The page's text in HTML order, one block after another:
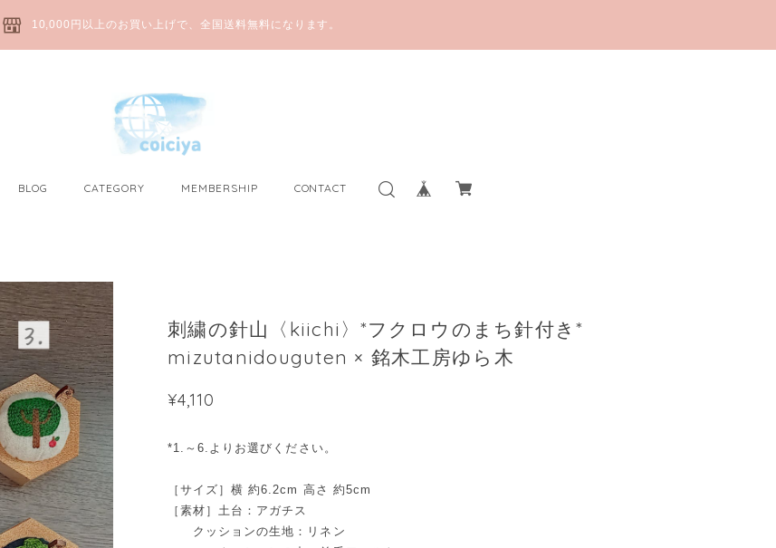
10,000円以上のお買い上げで、全国送料無料になります。
BLOG CATEGORY MEMBERSHIP CONTACT
刺繍の針山〈kiichi〉*フクロウのまち針付き*
mizutanidouguten × 銘木工房ゆら木
¥4,110
*1.～6.よりお選びください。
［サイズ］横 約6.2cm 高さ 約5cm
［素材］土台：アガチス
クッションの生地：リネン